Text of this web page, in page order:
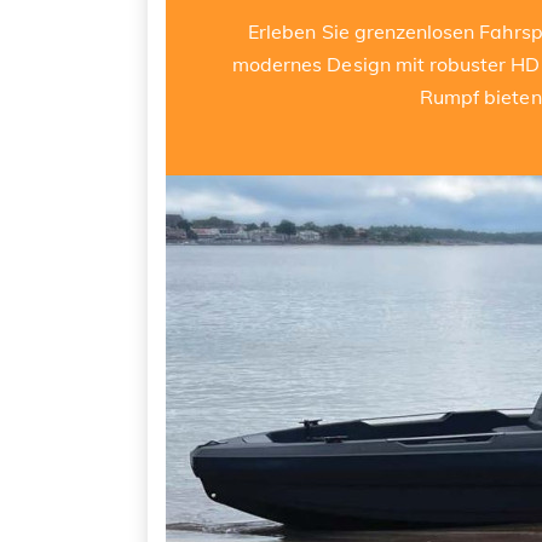
Erleben Sie grenzenlosen
modernes Design mit robuster
Rumpf